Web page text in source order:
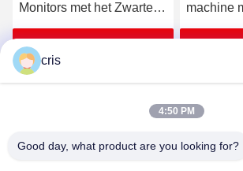
Monitors met het Zwarte
Spel LOL Harness van de
Kadervatting POG T340
machine
garantie
cris
4:50 PM
Good day, what product are you looking for?